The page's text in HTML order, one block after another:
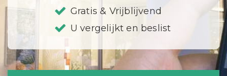
Gratis & Vrijblijvend
U vergelijkt en beslist